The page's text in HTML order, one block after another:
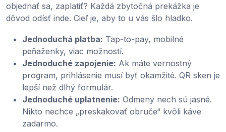
objednať sa, zaplatiť? Každá zbytočná prekážka je
dôvod odísť inde. Cieľ je, aby to u vás šlo hladko.
Jednoduchá platba: Tap-to-pay, mobilné
peňaženky, viac možností.
Jednoduché zapojenie: Ak máte vernostný
program, prihlásenie musí byť okamžité. QR sken je
lepší než dlhý formulár.
Jednoduché uplatnenie: Odmeny nech sú jasné.
Nikto nechce „preskakovať obruče“ kvôli káve
zadarmo.